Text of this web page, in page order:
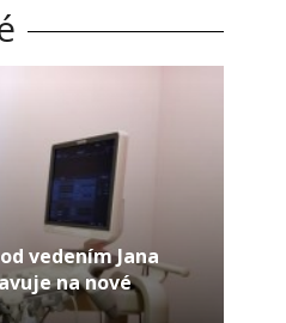
vedením Jana
na nové